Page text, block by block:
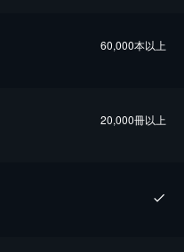
60,000本以上
20,000冊以上